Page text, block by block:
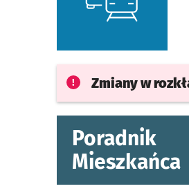
Zmiany w
Poradnik
Mieszkańca